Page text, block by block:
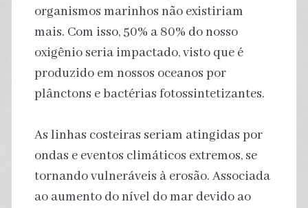
organismos marinhos não existiriam
mais. Com isso, 50% a 80% do nosso
oxigênio seria impactado, visto que é
produzido em nossos oceanos por
plânctons e bactérias fotossintetizantes.
As linhas costeiras seriam atingidas por
ondas e eventos climáticos extremos, se
tornando vulneráveis à erosão. Associada
ao aumento do nível do mar devido ao